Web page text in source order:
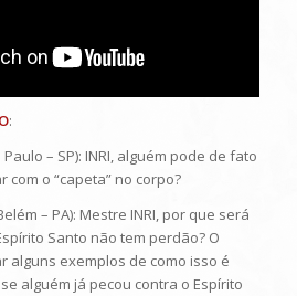
:
– SP): INRI, alguém pode de fato
com o “capeta” no corpo?
– PA): Mestre INRI, por que será
Santo não tem perdão? O
alguns exemplos de como isso é
alguém já pecou contra o Espírito